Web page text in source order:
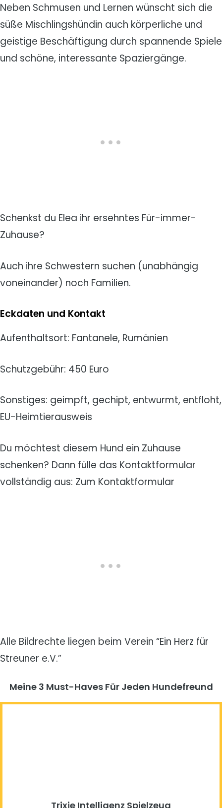
Neben Schmusen und Lernen wünscht sich die
süße Mischlingshündin auch körperliche und
geistige Beschäftigung durch spannende Spiele
und schöne, interessante Spaziergänge.
Schenkst du Elea ihr ersehntes Für-immer-
Zuhause?
Auch ihre Schwestern suchen (unabhängig
voneinander) noch Familien.
Eckdaten und Kontakt
Aufenthaltsort: Fantanele, Rumänien
Schutzgebühr: 450 Euro
Sonstiges: geimpft, gechipt, entwurmt, entfloht,
EU-Heimtierausweis
Du möchtest diesem Hund ein Zuhause
schenken? Dann fülle das Kontaktformular
vollständig aus: Zum Kontaktformular
Alle Bildrechte liegen beim Verein “Ein Herz für
Streuner e.V.”
Meine 3 Must-Haves Für Jeden Hundefreund​
Trixie Intelligenz Spielzeug